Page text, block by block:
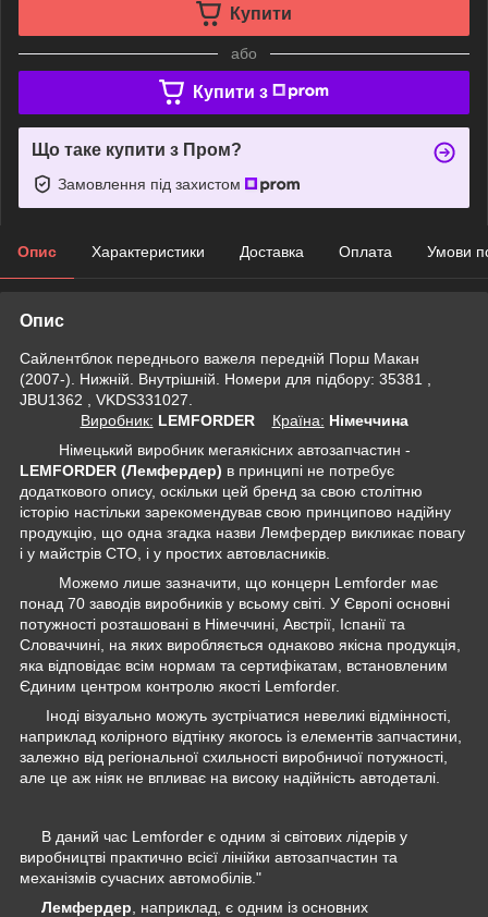
Купити
або
Купити з
Що таке купити з Пром?
Замовлення під захистом
Опис Характеристики Доставка Оплата Умови
Опис
Сайлентблок переднього важеля передній Порш Макан
(2007-). Нижній. Внутрішній. Номери для підбору: 35381 ,
JBU1362 , VKDS331027.
Виробник: LEMFORDER Крaїна: Німеччина
Німецький виробник мегаякісних автозапчастин -
LEMFORDER (Лемфердер) в принципі не потребує
додаткового опису, оскільки цей бренд за свою столітню
історію настільки зарекомендував свою принципово надійну
продукцію, що одна згадка назви Лемфердер викликає повагу
і у майстрів СТО, і у простих автовласників.
Можемо лише зазначити, що концерн Lemforder має
понад 70 заводів виробників у всьому світі. У Європі основні
потужності розташовані в Німеччині, Австрії, Іспанії та
Словаччині, на яких виробляється однаково якісна продукція,
яка відповідає всім нормам та сертифікатам, встановленим
Єдиним центром контролю якості Lemforder.
Іноді візуально можуть зустрічатися невеликі відмінності,
наприклад колірного відтінку якогось із елементів запчастини,
залежно від регіональної схильності виробничої потужності,
але це аж ніяк не впливає на високу надійність автодеталі.
В даний час Lemforder є одним зі світових лідерів у
виробництві практично всієї лінійки автозапчастин та
механізмів сучасних автомобілів."
Лемфердер , наприклад, є одним із основних